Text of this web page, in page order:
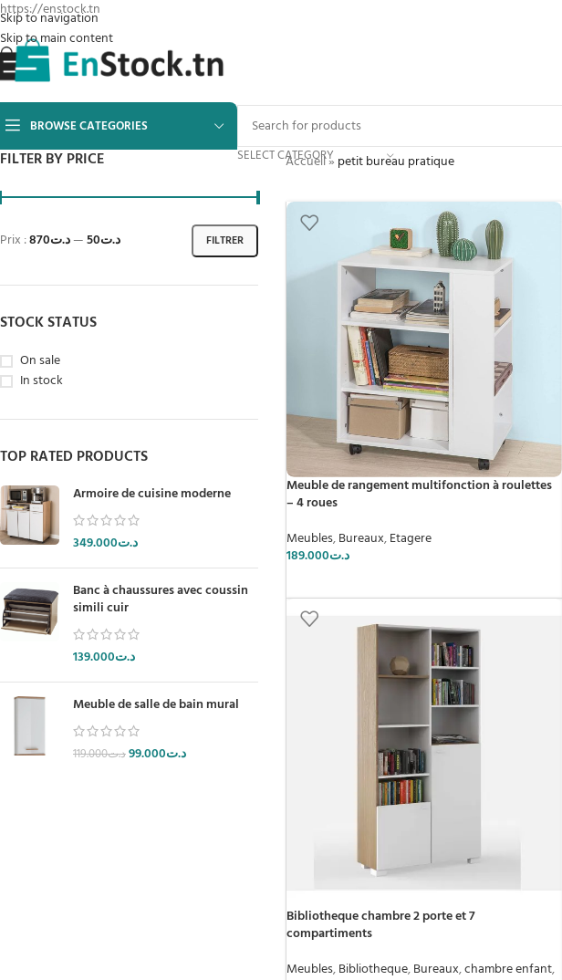
https://enstock.tn
Skip to navigation
Skip to main content
BROWSE CATEGORIES
SELECT CATEGORY
FILTER BY PRICE
FILTRER
Prix : د.ت50 —د.ت870
STOCK STATUS
On sale
In stock
TOP RATED PRODUCTS
Armoire de cuisine moderne
د.ت349.000
Banc à chaussures avec coussin
simili cuir
د.ت139.000
Meuble de salle de bain mural
د.ت119.000 د.ت99.000
Accueil» petit bureau pratique
Meuble de rangement multifonction à roulettes
– 4 roues
Meubles,Bureaux,Etagere
د.ت189.000
Bibliotheque chambre 2 porte et 7
compartiments
Meubles,Bibliotheque,Bureaux,chambre enfant,